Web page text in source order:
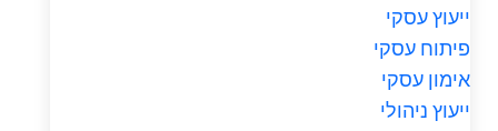
ייעוץ עסקי
פיתוח עסקי
אימון עסקי
ייעוץ ניהולי